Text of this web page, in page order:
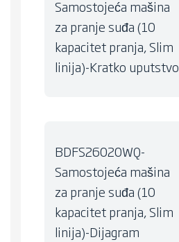
Samostojeća mašina
za pranje suđa (10
kapacitet pranja, Slim
linija)-Kratko uputstvo
BDFS26020WQ-
Samostojeća mašina
za pranje suđa (10
kapacitet pranja, Slim
linija)-Dijagram